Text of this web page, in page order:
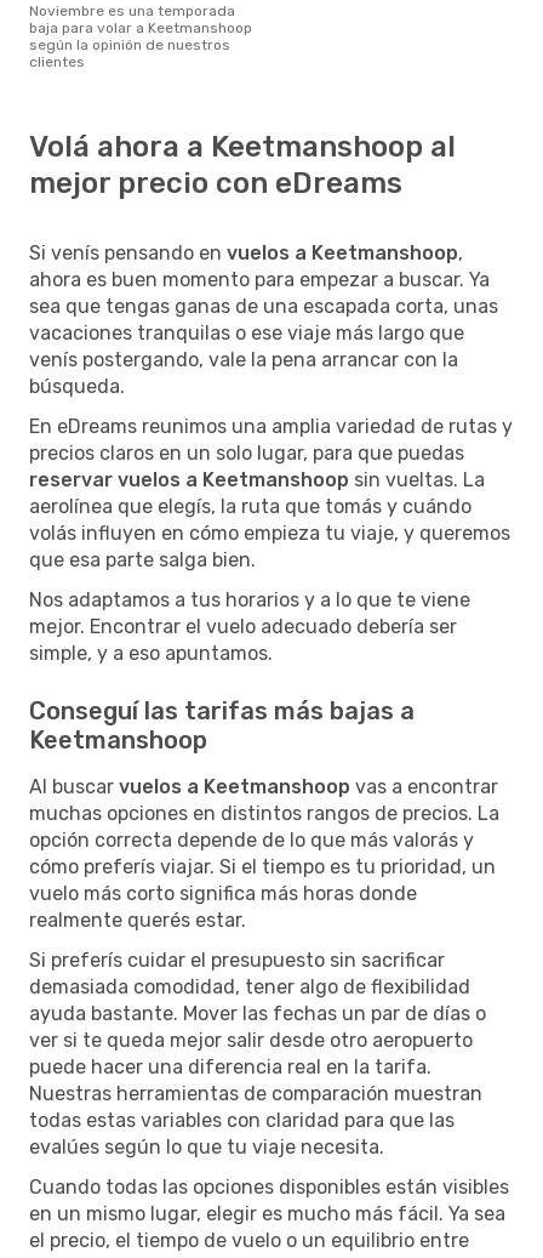
noviembre es una temporada
baja para volar a Keetmanshoop
según la opinión de nuestros
clientes
Volá ahora a Keetmanshoop al
mejor precio con eDreams
Si venís pensando en vuelos a Keetmanshoop,
ahora es buen momento para empezar a buscar. Ya
sea que tengas ganas de una escapada corta, unas
vacaciones tranquilas o ese viaje más largo que
venís postergando, vale la pena arrancar con la
búsqueda.
En eDreams reunimos una amplia variedad de rutas y
precios claros en un solo lugar, para que puedas
reservar vuelos a Keetmanshoop sin vueltas. La
aerolínea que elegís, la ruta que tomás y cuándo
volás influyen en cómo empieza tu viaje, y queremos
que esa parte salga bien.
Nos adaptamos a tus horarios y a lo que te viene
mejor. Encontrar el vuelo adecuado debería ser
simple, y a eso apuntamos.
Conseguí las tarifas más bajas a
Keetmanshoop
Al buscar vuelos a Keetmanshoop vas a encontrar
muchas opciones en distintos rangos de precios. La
opción correcta depende de lo que más valorás y
cómo preferís viajar. Si el tiempo es tu prioridad, un
vuelo más corto significa más horas donde
realmente querés estar.
Si preferís cuidar el presupuesto sin sacrificar
demasiada comodidad, tener algo de flexibilidad
ayuda bastante. Mover las fechas un par de días o
ver si te queda mejor salir desde otro aeropuerto
puede hacer una diferencia real en la tarifa.
Nuestras herramientas de comparación muestran
todas estas variables con claridad para que las
evalúes según lo que tu viaje necesita.
Cuando todas las opciones disponibles están visibles
en un mismo lugar, elegir es mucho más fácil. Ya sea
el precio, el tiempo de vuelo o un equilibrio entre